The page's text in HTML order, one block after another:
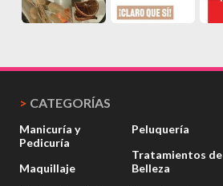
> CATEGORÍAS
Manicuría y
Pedicuría
Maquillaje
Peluquería
Tratamientos de
Belleza